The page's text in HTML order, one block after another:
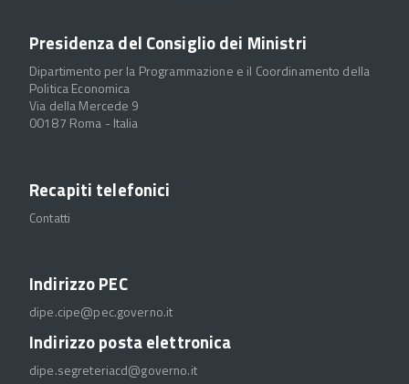
Presidenza del Consiglio dei Ministri
Dipartimento per la Programmazione e il Coordinamento della
Politica Economica
Via della Mercede 9
00187 Roma - Italia
Recapiti telefonici
Contatti
Indirizzo PEC
dipe.cipe@pec.governo.it
Indirizzo posta elettronica
dipe.segreteriacd@governo.it